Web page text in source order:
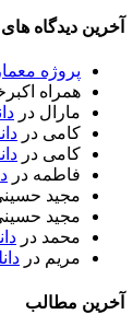
آخرین دیدگاه
پروژه
همراه
مارال در
کامی در
کامی در
فاطمه در
مجید
مجید
محمد در
مریم در
آخرین مطالب